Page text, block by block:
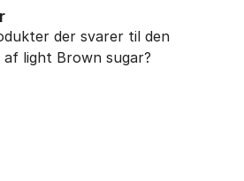
der svarer til den
light Brown sugar?